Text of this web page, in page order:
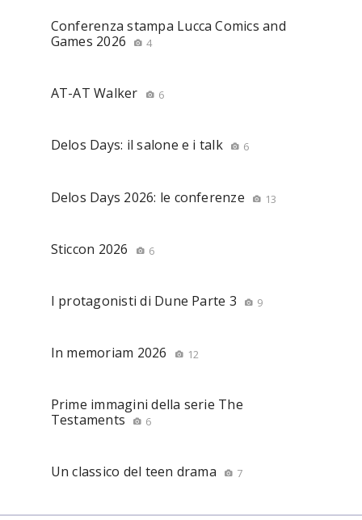
Conferenza stampa Lucca Comics and
Games 2026
4
AT-AT Walker 6
Delos Days: il salone e i talk 6
Delos Days 2026: le conferenze 13
Sticcon 2026 6
I protagonisti di Dune Parte 3 9
In memoriam 2026 12
Prime immagini della serie The
Testaments
6
Un classico del teen drama 7